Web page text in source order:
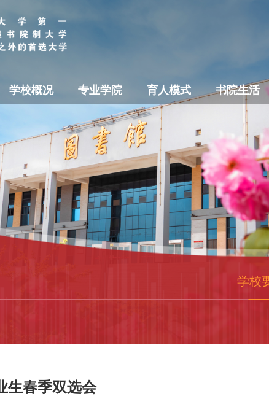
学校概况 专业学院 育人模式 书院生活
学校
生春季双选会